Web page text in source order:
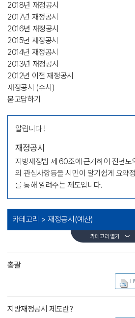
2018년 재정공시
2017년 재정공시
2016년 재정공시
2015년 재정공시
2014년 재정공시
2013년 재정공시
2012년 이전 재정공시
재정공시 (수시)
묻고답하기
알립니다 !
재정공시
지방재정법 제 60조에 근거하여 전년도
의 관심사항등을 시민이 알기쉽게 요약
를 통해 알려주는 제도입니다.
카테고리 > 재정공시(예산)
카테고리 열기
총괄
지방재정공시 제도란?